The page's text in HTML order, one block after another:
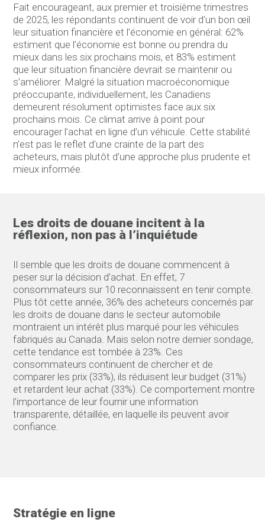
Fait encourageant, aux premier et troisième trimestres
de 2025, les répondants continuent de voir d’un bon œil
leur situation financière et l’économie en général: 62%
estiment que l’économie est bonne ou prendra du
mieux dans les six prochains mois, et 83% estiment
que leur situation financière devrait se maintenir ou
s’améliorer. Malgré la situation macroéconomique
préoccupante, individuellement, les Canadiens
demeurent résolument optimistes face aux six
prochains mois. Ce climat arrive à point pour
encourager l’achat en ligne d’un véhicule. Cette stabilité
n’est pas le reflet d’une crainte de la part des
acheteurs, mais plutôt d’une approche plus prudente et
mieux informée.
Les droits de douane incitent à la
réflexion, non pas à l’inquiétude
Il semble que les droits de douane commencent à
peser sur la décision d’achat. En effet, 7
consommateurs sur 10 reconnaissent en tenir compte.
Plus tôt cette année, 36% des acheteurs concernés par
les droits de douane dans le secteur automobile
montraient un intérêt plus marqué pour les véhicules
fabriqués au Canada. Mais selon notre dernier sondage,
cette tendance est tombée à 23%. Ces
consommateurs continuent de chercher et de
comparer les prix (33%), ils réduisent leur budget (31%)
et retardent leur achat (33%). Ce comportement montre
l’importance de leur fournir une information
transparente, détaillée, en laquelle ils peuvent avoir
confiance.
Stratégie en ligne